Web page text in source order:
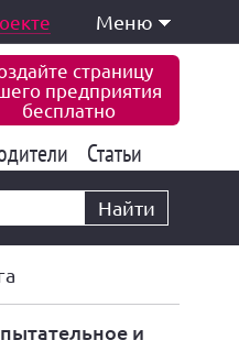
Меню
страницу
предприятия
бесплатно
6 775
Статьи
Найти